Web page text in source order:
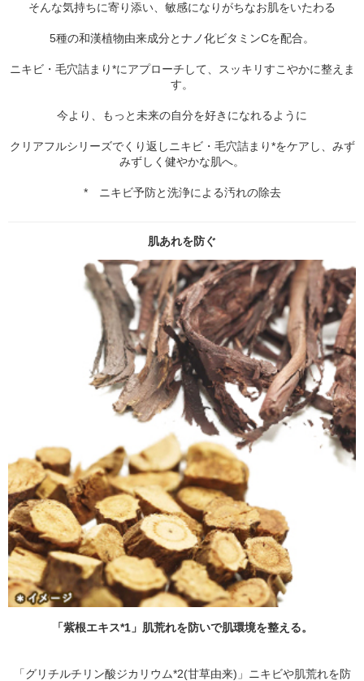
そんな気持ちに寄り添い、敏感になりがちなお肌をいたわる
5種の和漢植物由来成分とナノ化ビタミンCを配合。
ニキビ・毛穴詰まり*にアプローチして、スッキリすこやかに整えま
す。
今より、もっと未来の自分を好きになれるように
クリアフルシリーズでくり返しニキビ・毛穴詰まり*をケアし、みず
みずしく健やかな肌へ。
* ニキビ予防と洗浄による汚れの除去
肌あれを防ぐ
「紫根エキス*1」肌荒れを防いで肌環境を整える。
「グリチルチリン酸ジカリウム*2(甘草由来)」ニキビや肌荒れを防